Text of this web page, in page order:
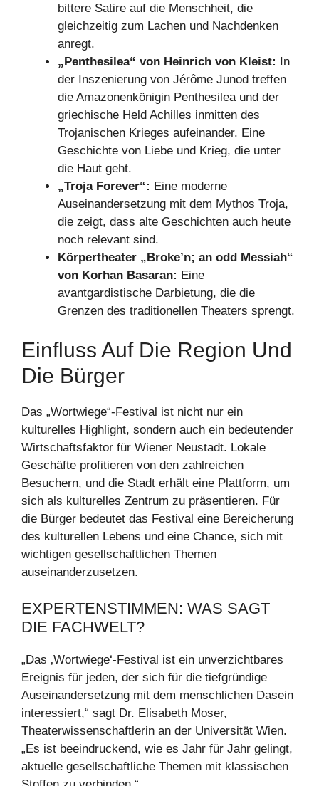
bittere Satire auf die Menschheit, die
gleichzeitig zum Lachen und Nachdenken
anregt.
„Penthesilea“ von Heinrich von Kleist: In
der Inszenierung von Jérôme Junod treffen
die Amazonenkönigin Penthesilea und der
griechische Held Achilles inmitten des
Trojanischen Krieges aufeinander. Eine
Geschichte von Liebe und Krieg, die unter
die Haut geht.
„Troja Forever“: Eine moderne
Auseinandersetzung mit dem Mythos Troja,
die zeigt, dass alte Geschichten auch heute
noch relevant sind.
Körpertheater „Broke’n; an odd Messiah“
von Korhan Basaran: Eine
avantgardistische Darbietung, die die
Grenzen des traditionellen Theaters sprengt.
Einfluss Auf Die Region Und
Die Bürger
Das „Wortwiege“-Festival ist nicht nur ein
kulturelles Highlight, sondern auch ein bedeutender
Wirtschaftsfaktor für Wiener Neustadt. Lokale
Geschäfte profitieren von den zahlreichen
Besuchern, und die Stadt erhält eine Plattform, um
sich als kulturelles Zentrum zu präsentieren. Für
die Bürger bedeutet das Festival eine Bereicherung
des kulturellen Lebens und eine Chance, sich mit
wichtigen gesellschaftlichen Themen
auseinanderzusetzen.
EXPERTENSTIMMEN: WAS SAGT
DIE FACHWELT?
„Das ‚Wortwiege‘-Festival ist ein unverzichtbares
Ereignis für jeden, der sich für die tiefgründige
Auseinandersetzung mit dem menschlichen Dasein
interessiert,“ sagt Dr. Elisabeth Moser,
Theaterwissenschaftlerin an der Universität Wien.
„Es ist beeindruckend, wie es Jahr für Jahr gelingt,
aktuelle gesellschaftliche Themen mit klassischen